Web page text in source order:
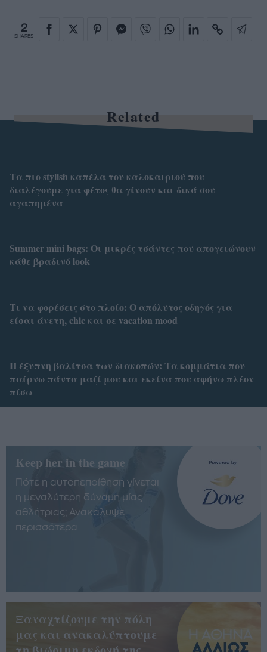
2
SHARES
Related
Τα πιο stylish καπέλα του καλοκαιριού που
διαλέγουμε για φέτος θα γίνουν και δικά σου
αγαπημένα
Summer mini bags: Οι μικρές τσάντες που απογειώνουν
κάθε βραδινό look
Τι να φορέσεις στο πλοίο: Ο απόλυτος οδηγός για
είσαι άνετη, chic και σε vacation mood
Η έξυπνη βαλίτσα των διακοπών: Τα κομμάτια που
παίρνω πάντα μαζί μου και εκείνα που αφήνω πλέον
πίσω
Keep her in the game
Πότε η αυτοπεποίθηση γίνεται
η μεγαλύτερη δύναμη μίας
αθλήτριας; Ανακάλυψε
περισσότερα
Ξαναχτίζουμε την πόλη
μας και ανακαλύπτουμε